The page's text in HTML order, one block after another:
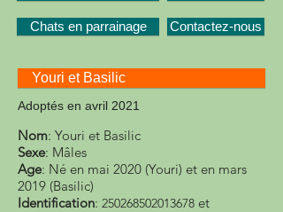
Chats en parrainage Contactez-nous
Youri et Basilic
Adoptés en avril 2021
Nom: Youri et Basilic
Sexe: Mâles
Age: Né en mai 2020 (Youri) et en mars
2019 (Basilic)
Identification: 250268502013678 et